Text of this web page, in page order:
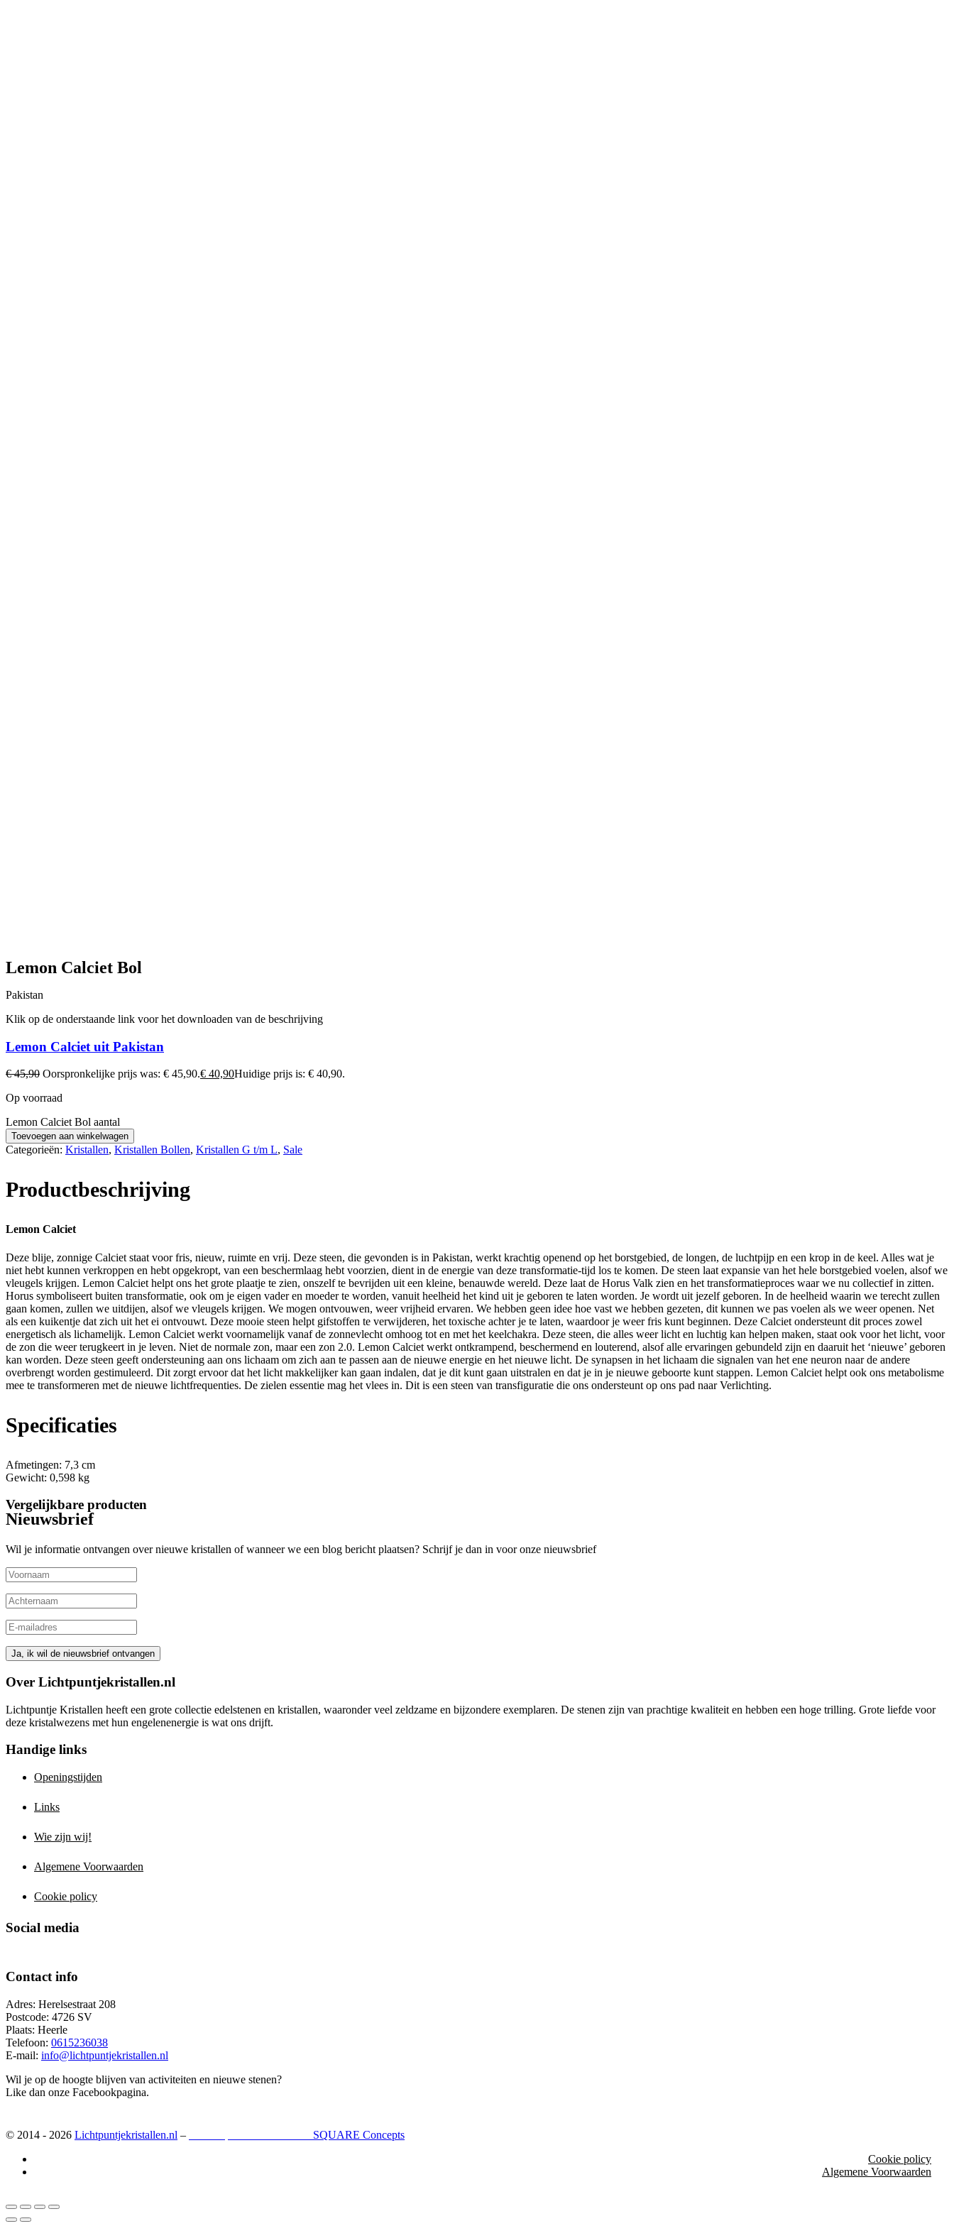
Lemon Calciet Bol
Pakistan
Klik op de onderstaande link voor het downloaden van de beschrijving
Lemon Calciet uit Pakistan
€45,90 Oorspronkelijke prijs was: € 45,90.€ 40,90Huidige prijs is: € 40,90.
Op voorraad
Lemon Calciet Bol aantal
Toevoegen aan winkelwagen
Categorieën: Kristallen, Kristallen Bollen, Kristallen G t/m L, Sale
Productbeschrijving
Lemon Calciet
Deze blije, zonnige Calciet staat voor fris, nieuw, ruimte en vrij. Deze steen, die gevonden is in Pakistan, werkt krachtig openend op het borstgebied, de longen, de luchtpijp en een krop in de keel. Alles wat je
niet hebt kunnen verkroppen en hebt opgekropt, van een beschermlaag hebt voorzien, dient in de energie van deze transformatie-tijd los te komen. De steen laat expansie van het hele borstgebied voelen, alsof we
vleugels krijgen. Lemon Calciet helpt ons het grote plaatje te zien, onszelf te bevrijden uit een kleine, benauwde wereld. Deze laat de Horus Valk zien en het transformatieproces waar we nu collectief in zitten.
Horus symboliseert buiten transformatie, ook om je eigen vader en moeder te worden, vanuit heelheid het kind uit je geboren te laten worden. Je wordt uit jezelf geboren. In de heelheid waarin we terecht zullen
gaan komen, zullen we uitdijen, alsof we vleugels krijgen. We mogen ontvouwen, weer vrijheid ervaren. We hebben geen idee hoe vast we hebben gezeten, dit kunnen we pas voelen als we weer openen. Net
als een kuikentje dat zich uit het ei ontvouwt. Deze mooie steen helpt gifstoffen te verwijderen, het toxische achter je te laten, waardoor je weer fris kunt beginnen. Deze Calciet ondersteunt dit proces zowel
energetisch als lichamelijk. Lemon Calciet werkt voornamelijk vanaf de zonnevlecht omhoog tot en met het keelchakra. Deze steen, die alles weer licht en luchtig kan helpen maken, staat ook voor het licht, voor
de zon die weer terugkeert in je leven. Niet de normale zon, maar een zon 2.0. Lemon Calciet werkt ontkrampend, beschermend en louterend, alsof alle ervaringen gebundeld zijn en daaruit het ‘nieuwe’ geboren
kan worden. Deze steen geeft ondersteuning aan ons lichaam om zich aan te passen aan de nieuwe energie en het nieuwe licht. De synapsen in het lichaam die signalen van het ene neuron naar de andere
overbrengt worden gestimuleerd. Dit zorgt ervoor dat het licht makkelijker kan gaan indalen, dat je dit kunt gaan uitstralen en dat je in je nieuwe geboorte kunt stappen. Lemon Calciet helpt ook ons metabolisme
mee te transformeren met de nieuwe lichtfrequenties. De zielen essentie mag het vlees in. Dit is een steen van transfiguratie die ons ondersteunt op ons pad naar Verlichting.
Specificaties
Afmetingen: 7,3 cm
Gewicht: 0,598 kg
Vergelijkbare producten
Nieuwsbrief
Wil je informatie ontvangen over nieuwe kristallen of wanneer we een blog bericht plaatsen? Schrijf je dan in voor onze nieuwsbrief
Over Lichtpuntjekristallen.nl
Lichtpuntje Kristallen heeft een grote collectie edelstenen en kristallen, waaronder veel zeldzame en bijzondere exemplaren. De stenen zijn van prachtige kwaliteit en hebben een hoge trilling. Grote liefde voor
deze kristalwezens met hun engelenenergie is wat ons drijft.
Handige links
Openingstijden
Links
Wie zijn wij!
Algemene Voorwaarden
Cookie policy
Social media
Contact info
Adres: Herelsestraat 208
Postcode: 4726 SV
Plaats: Heerle
Telefoon: 0615236038
E-mail: info@lichtpuntjekristallen.nl
Wil je op de hoogte blijven van activiteiten en nieuwe stenen?
Like dan onze Facebookpagina.
© 2014 - 2026 Lichtpuntjekristallen.nl –
SQUARE Concepts
Cookie policy
Algemene Voorwaarden